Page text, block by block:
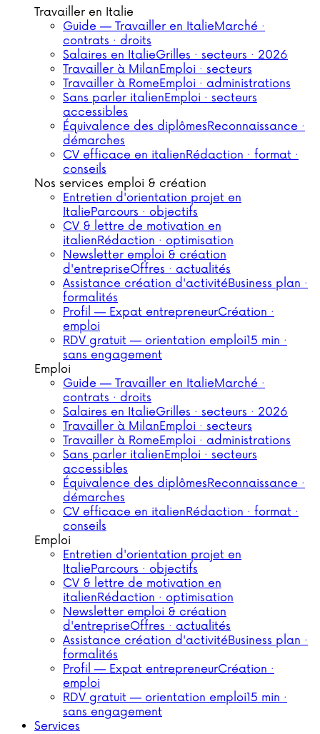
Travailler en Italie
Guide — Travailler en ItalieMarché ·
contrats · droits
Salaires en ItalieGrilles · secteurs · 2026
Travailler à MilanEmploi · secteurs
Travailler à RomeEmploi · administrations
Sans parler italienEmploi · secteurs
accessibles
Équivalence des diplômesReconnaissance ·
démarches
CV efficace en italienRédaction · format ·
conseils
Nos services emploi & création
Entretien d'orientation projet en
ItalieParcours · objectifs
CV & lettre de motivation en
italienRédaction · optimisation
Newsletter emploi & création
d'entrepriseOffres · actualités
Assistance création d'activitéBusiness plan ·
formalités
Profil — Expat entrepreneurCréation ·
emploi
RDV gratuit — orientation emploi15 min ·
sans engagement
Emploi
Guide — Travailler en ItalieMarché ·
contrats · droits
Salaires en ItalieGrilles · secteurs · 2026
Travailler à MilanEmploi · secteurs
Travailler à RomeEmploi · administrations
Sans parler italienEmploi · secteurs
accessibles
Équivalence des diplômesReconnaissance ·
démarches
CV efficace en italienRédaction · format ·
conseils
Emploi
Entretien d'orientation projet en
ItalieParcours · objectifs
CV & lettre de motivation en
italienRédaction · optimisation
Newsletter emploi & création
d'entrepriseOffres · actualités
Assistance création d'activitéBusiness plan ·
formalités
Profil — Expat entrepreneurCréation ·
emploi
RDV gratuit — orientation emploi15 min ·
sans engagement
Services